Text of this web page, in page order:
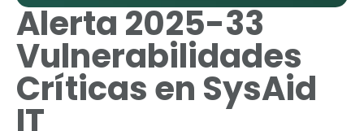
Alerta 2025-33
Vulnerabilidades
Críticas en SysAid
IT